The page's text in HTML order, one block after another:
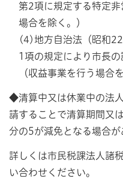
第2項に規定する特定
場合を除く。）
(4)地方自治法（昭和
1項の規定により市長
（収益事業を行う場合
◆清算中又は休業中の法
請することで清算期間又
分の5が減免となる場合が
詳しくは市民税課法人
い合わせください。